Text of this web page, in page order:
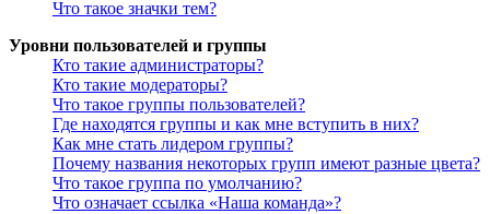
Что такое значки тем?
Уровни пользователей и группы
Кто такие администраторы?
Кто такие модераторы?
Что такое группы пользователей?
Где находятся группы и как мне вступить в них?
Как мне стать лидером группы?
Почему названия некоторых групп имеют разные цвета?
Что такое группа по умолчанию?
Что означает ссылка «Наша команда»?